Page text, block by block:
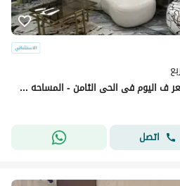
شقه للايجار الالمفروش باقل سعر ف اليوم فى الحى الثامن - المساحه 170م - الشيخ زايد Al Sheikh Zayed
اتصل